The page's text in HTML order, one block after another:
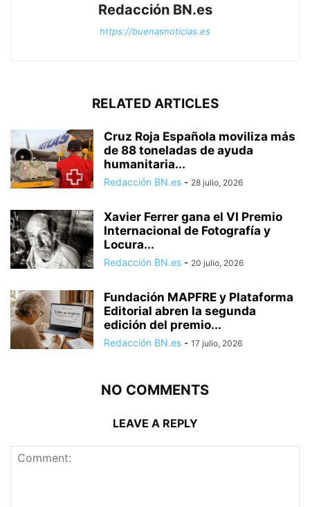
Redacción BN.es
https://buenasnoticias.es
RELATED ARTICLES
Cruz Roja Española moviliza más
de 88 toneladas de ayuda
humanitaria...
Redacción BN.es - 28 julio, 2026
Xavier Ferrer gana el VI Premio
Internacional de Fotografía y
Locura...
Redacción BN.es - 20 julio, 2026
Fundación MAPFRE y Plataforma
Editorial abren la segunda
edición del premio...
Redacción BN.es - 17 julio, 2026
NO COMMENTS
LEAVE A REPLY